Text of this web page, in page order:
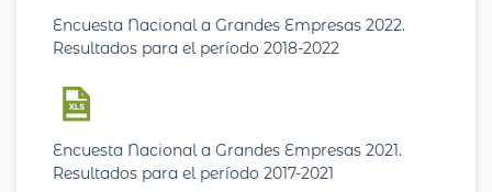
Encuesta Nacional a Grandes Empresas 2022.
Resultados para el período 2018-2022
Encuesta Nacional a Grandes Empresas 2021.
Resultados para el período 2017-2021